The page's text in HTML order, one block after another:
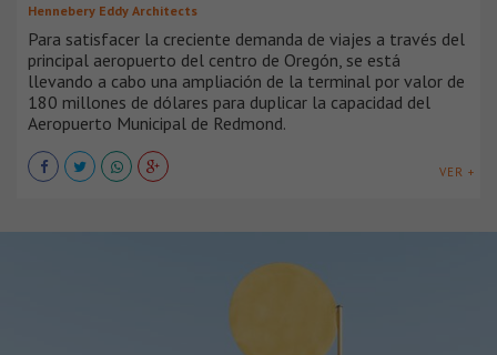
Hennebery Eddy Architects
Para satisfacer la creciente demanda de viajes a través del
principal aeropuerto del centro de Oregón, se está
llevando a cabo una ampliación de la terminal por valor de
180 millones de dólares para duplicar la capacidad del
Aeropuerto Municipal de Redmond.
VER +